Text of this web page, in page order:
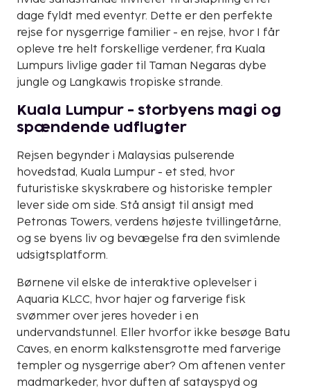
dage fyldt med eventyr. Dette er den perfekte
rejse for nysgerrige familier - en rejse, hvor I får
opleve tre helt forskellige verdener, fra Kuala
Lumpurs livlige gader til Taman Negaras dybe
jungle og Langkawis tropiske strande.
Kuala Lumpur - storbyens magi og
spændende udflugter
Rejsen begynder i Malaysias pulserende
hovedstad, Kuala Lumpur - et sted, hvor
futuristiske skyskrabere og historiske templer
lever side om side. Stå ansigt til ansigt med
Petronas Towers, verdens højeste tvillingetårne,
og se byens liv og bevægelse fra den svimlende
udsigtsplatform.
Børnene vil elske de interaktive oplevelser i
Aquaria KLCC, hvor hajer og farverige fisk
svømmer over jeres hoveder i en
undervandstunnel. Eller hvorfor ikke besøge Batu
Caves, en enorm kalkstensgrotte med farverige
templer og nysgerrige aber? Om aftenen venter
madmarkeder, hvor duften af satayspyd og